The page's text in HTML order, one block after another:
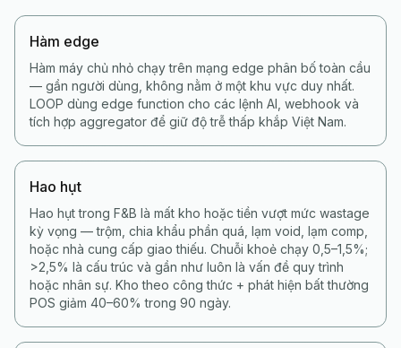
Hàm edge
Hàm máy chủ nhỏ chạy trên mạng edge phân bố toàn cầu
— gần người dùng, không nằm ở một khu vực duy nhất.
LOOP dùng edge function cho các lệnh AI, webhook và
tích hợp aggregator để giữ độ trễ thấp khắp Việt Nam.
Hao hụt
Hao hụt trong F&B là mất kho hoặc tiền vượt mức wastage
kỳ vọng — trộm, chia khẩu phần quá, lạm void, lạm comp,
hoặc nhà cung cấp giao thiếu. Chuỗi khoẻ chạy 0,5–1,5%;
>2,5% là cấu trúc và gần như luôn là vấn đề quy trình
hoặc nhân sự. Kho theo công thức + phát hiện bất thường
POS giảm 40–60% trong 90 ngày.